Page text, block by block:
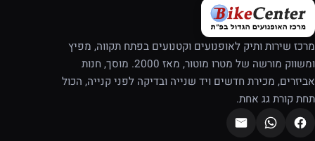
מרכז שירות ותיק לאופנועים וקטנועים בפתח תקווה, מפיץ
ומשווק מורשה של מטרו מוטור, מאז 2000. מוסך, חנות
אביזרים, מכירת חדשים ויד שנייה ובדיקה לפני קנייה, הכול
תחת קורת גג אחת.